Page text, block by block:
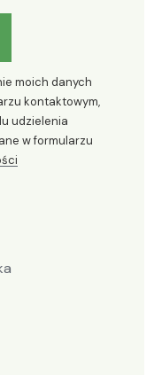
moich danych
kontaktowym,
udzielenia
w formularzu